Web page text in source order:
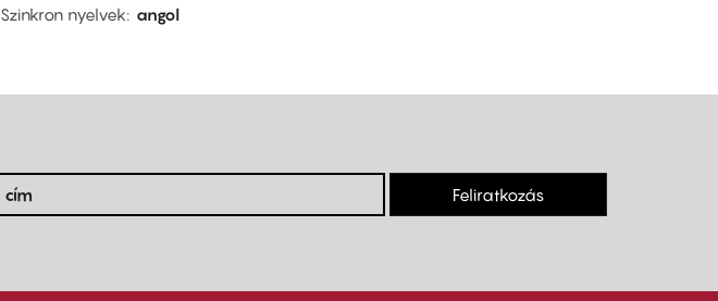
Szinkron nyelvek
angol
Feliratkozás